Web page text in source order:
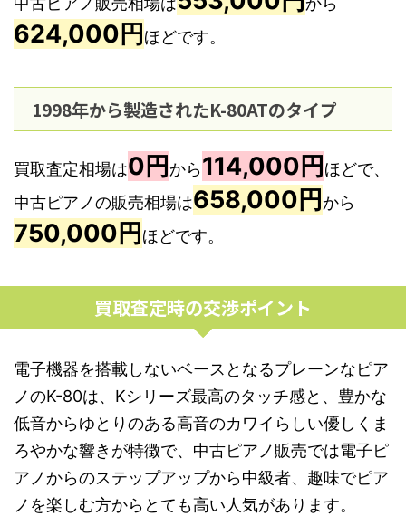
624,000円 ほどです。
1998年から製造されたK-80ATのタイプ
買取査定相場は0円 から114,000円 ほどで、
中古ピアノの販売相場は658,000円 から
750,000円 ほどです。
買取査定時の交渉ポイント
電子機器を搭載しないベースとなるプレーンなピア
ノのK-80は、Kシリーズ最高のタッチ感と、豊かな
低音からゆとりのある高音のカワイらしい優しくま
ろやかな響きが特徴で、中古ピアノ販売では電子ピ
アノからのステップアップから中級者、趣味でピア
ノを楽しむ方からとても高い人気があります。